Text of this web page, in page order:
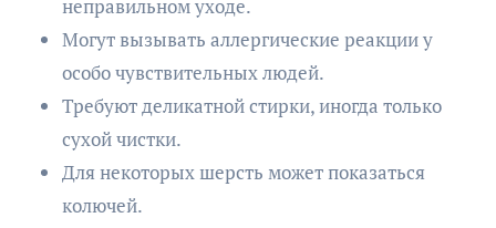
неправильном уходе.
Могут вызывать аллергические реакции у
особо чувствительных людей.
Требуют деликатной стирки, иногда только
сухой чистки.
Для некоторых шерсть может показаться
колючей.